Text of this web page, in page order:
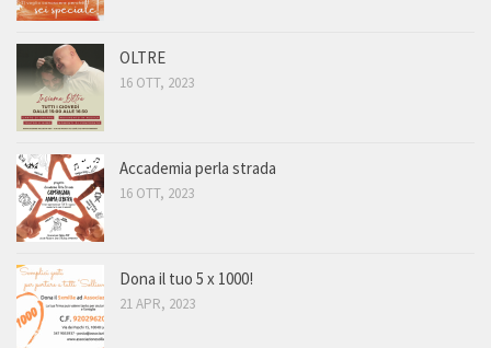
OLTRE
16 OTT, 2023
Accademia perla strada
16 OTT, 2023
Dona il tuo 5 x 1000!
21 APR, 2023